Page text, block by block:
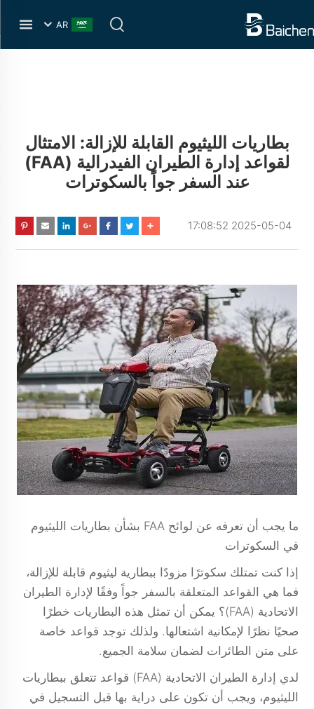
AR
بطاريات الليثيوم القابلة للإزالة: الامتثال
لقواعد إدارة الطيران الفيدرالية (FAA)
عند السفر جواً بالسكوترات
2025-05-04 17:08:52
ما يجب أن تعرفه عن لوائح FAA بشأن بطاريات الليثيوم
في السكوترات
إذا كنت تمتلك سكوترًا مزودًا ببطارية ليثيوم قابلة للإزالة،
فما هي القواعد المتعلقة بالسفر جواً وفقًا لإدارة الطيران
الاتحادية (FAA)؟ يمكن أن تمثل هذه البطاريات خطرًا
صحيًا نظرًا لإمكانية اشتعالها. ولذلك توجد قواعد خاصة
على متن الطائرات لضمان سلامة الجميع.
لدي إدارة الطيران الاتحادية (FAA) قواعد تتعلق ببطاريات
الليثيوم، ويجب أن تكون على دراية بها قبل التسجيل في